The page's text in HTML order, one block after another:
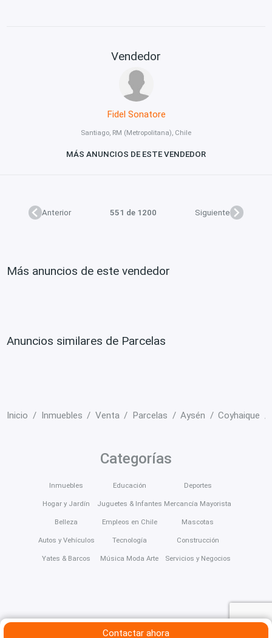
Vendedor
Fidel Sonatore
Santiago, RM (Metropolitana), Chile
MÁS ANUNCIOS DE ESTE VENDEDOR
Anterior 551 de 1200 Siguiente
Más anuncios de este vendedor
Anuncios similares de Parcelas
Inicio Inmuebles Venta Parcelas Aysén Coyhaique
Contactar ahora
Categorías
Inmuebles
Hogar y Jardín
Belleza
Autos y Vehículos
Yates & Barcos
Educación
Juguetes & Infantes
Empleos en Chile
Tecnología
Música Moda Arte
Deportes
Mercancía Mayorista
Mascotas
Construcción
Servicios y Negocios